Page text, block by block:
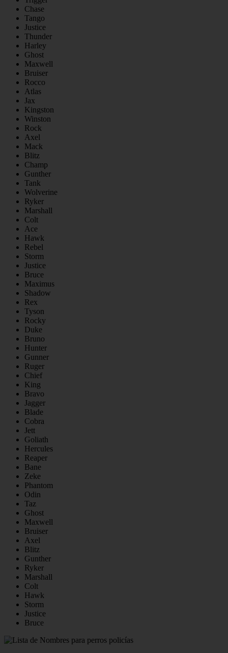
Chase
Tango
Justice
Thunder
Harley
Ghost
Maxwell
Bruiser
Rocco
Atlas
Jax
Kingston
Winston
Rock
Axel
Mack
Blitz
Champ
Gunther
Tank
Wolverine
Ryker
Marshall
Colt
Ace
Hawk
Rebel
Storm
Justice
Bruce
Maximus
Shadow
Rex
Tyson
Rocky
Duke
Bruno
Hunter
Gunner
Ruger
Chief
King
Bravo
Jagger
Blade
Cobra
Jett
Goliath
Hercules
Reaper
Bane
Zeke
Phantom
Odin
Taz
Ghost
Maxwell
Bruiser
Axel
Blitz
Gunther
Ryker
Marshall
Colt
Hawk
Storm
Justice
Bruce